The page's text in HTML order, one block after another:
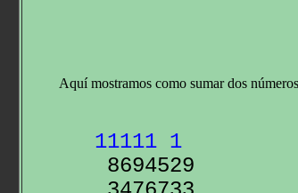
Aquí mostramos como sumar dos
11111 1